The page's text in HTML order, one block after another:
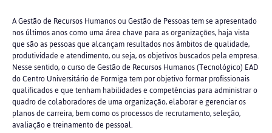
A Gestão de Recursos Humanos ou Gestão de Pessoas tem se apresentado
nos últimos anos como uma área chave para as organizações, haja vista
que são as pessoas que alcançam resultados nos âmbitos de qualidade,
produtividade e atendimento, ou seja, os objetivos buscados pela empresa.
Nesse sentido, o curso de Gestão de Recursos Humanos (Tecnológico) EAD
do Centro Universitário de Formiga tem por objetivo formar profissionais
qualificados e que tenham habilidades e competências para administrar o
quadro de colaboradores de uma organização, elaborar e gerenciar os
planos de carreira, bem como os processos de recrutamento, seleção,
avaliação e treinamento de pessoal.